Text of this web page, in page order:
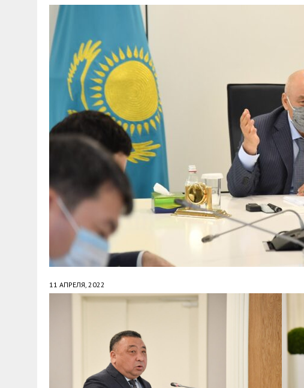
ТҮСІНДІРУ ЖҰМЫСТАРЫ ЖҮРГІЗІЛДІ
11 АПРЕЛЯ, 2022